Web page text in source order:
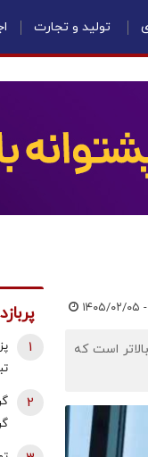
تولید و تجارت
۰۵ - ۱۵:۳۳
است که
1
2